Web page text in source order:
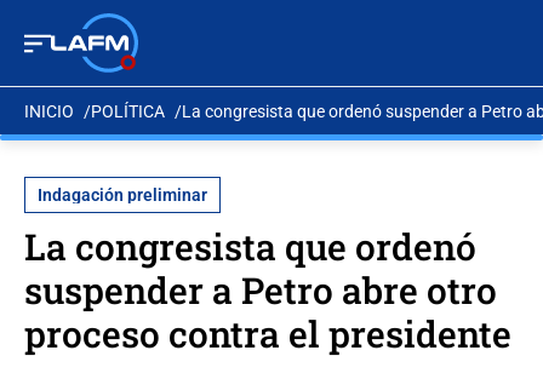
INICIO POLÍTICA La congresista que ordenó suspender a Petro
Indagación preliminar
La congresista que ordenó
suspender a Petro abre otro
proceso contra el presidente